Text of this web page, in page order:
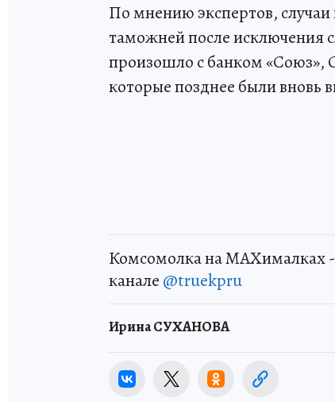
По мнению экспертов, случаи
таможней после исключения
произошло с банком «Союз»,
которые позднее были вновь
Комсомолка на MAXималках
канале @truekpru
Ирина СУХАНОВА